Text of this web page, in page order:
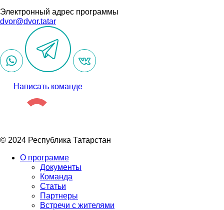
Электронный адрес программы
dvor@dvor.tatar
Написать команде
© 2024 Республика Татарстан
О программе
Документы
Команда
Статьи
Партнеры
Встречи с жителями